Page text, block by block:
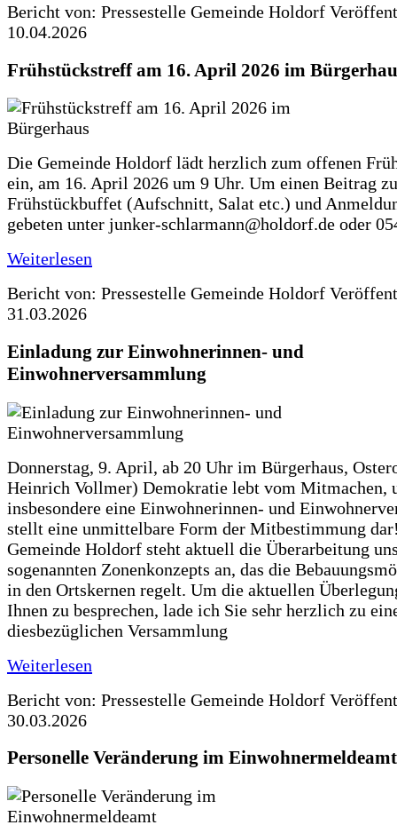
Bericht von: Pressestelle Gemeinde Holdorf
10.04.2026
Frühstückstreff am 16. April 2026 im
Die Gemeinde Holdorf lädt herzlich zum offenen
ein, am 16. April 2026 um 9 Uhr. Um einen Beitrag
Frühstückbuffet (Aufschnitt, Salat etc.) und
gebeten unter junker-schlarmann@holdorf.de oder
Weiterlesen
Bericht von: Pressestelle Gemeinde Holdorf
31.03.2026
Einladung zur Einwohnerinnen- und
Einwohnerversammlung
Donnerstag, 9. April, ab 20 Uhr im Bürgerhaus,
Heinrich Vollmer) Demokratie lebt vom Mitmachen,
insbesondere eine Einwohnerinnen- und
stellt eine unmittelbare Form der Mitbestimmung
Gemeinde Holdorf steht aktuell die Überarbeitung
sogenannten Zonenkonzepts an, das die
in den Ortskernen regelt. Um die aktuellen
Ihnen zu besprechen, lade ich Sie sehr herzlich zu
diesbezüglichen Versammlung
Weiterlesen
Bericht von: Pressestelle Gemeinde Holdorf
30.03.2026
Personelle Veränderung im Einwohnermeldeamt